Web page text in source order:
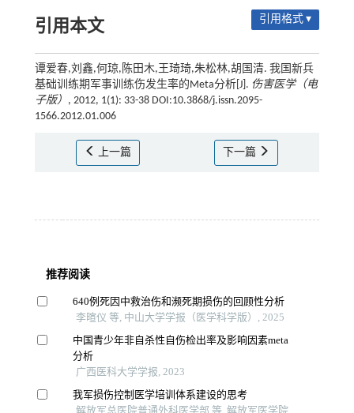
引用本文 引用格式 ▾
谭爱春,刘鑫,何琼,陈田木,王琦琦,朱松林,胡国清. 我国新兵
基础训练期军事训练伤发生率的Meta分析[J]. 伤害医学（电
子版） , 2012, 1(1): 33-38 DOI:10.3868/j.issn.2095-
1566.2012.01.006
上一篇 下一篇